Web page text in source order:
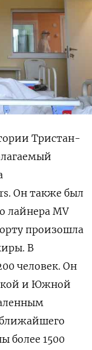
Тристан-
Он также был
лайнера MV
произошла
В
человек. Он
и Южной
более 1500